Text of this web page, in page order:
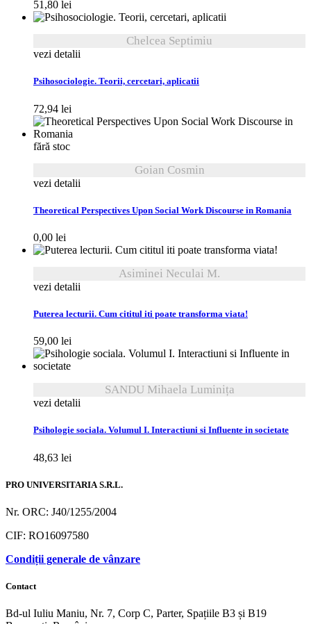
51,80 lei
Chelcea Septimiu
vezi detalii
Psihosociologie. Teorii, cercetari, aplicatii
72,94 lei
fără stoc
Goian Cosmin
vezi detalii
Theoretical Perspectives Upon Social Work Discourse in Romania
0,00 lei
Asiminei Neculai M.
vezi detalii
Puterea lecturii. Cum cititul iti poate transforma viata!
59,00 lei
SANDU Mihaela Luminița
vezi detalii
Psihologie sociala. Volumul I. Interactiuni si Influente in societate
48,63 lei
PRO UNIVERSITARIA S.R.L.
Nr. ORC: J40/1255/2004
CIF: RO16097580
Condiții generale de vânzare
Contact
Bd-ul Iuliu Maniu, Nr. 7, Corp C, Parter, Spațiile B3 și B19